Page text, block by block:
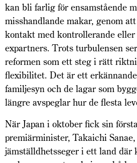
kan bli farlig för ensamstående
misshandlande makar, genom
kontakt med kontrollerande eller
expartners. Trots turbulensen
reformen som ett steg i rätt
flexibilitet. Det är ett
familjesyn och de lagar som
längre avspeglar hur de flesta
När Japan i oktober fick sin
premiärminister, Takaichi
jämställdhetsseger i ett land där